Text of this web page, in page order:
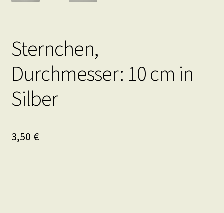
Sternchen,
Durchmesser: 10 cm in
Silber
3,50 €